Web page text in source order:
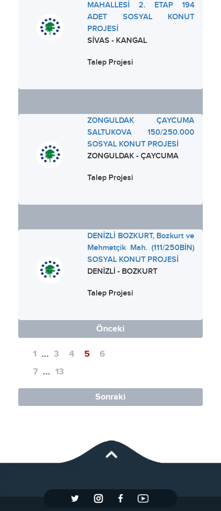
MAHALLESİ 2. ETAP 194
ADET SOSYAL KONUT
PROJESİ
SİVAS - KANGAL
Talep Projesi
ZONGULDAK ÇAYCUMA
SALTUKOVA 150/250.000
SOSYAL KONUT PROJESİ
ZONGULDAK - ÇAYCUMA
Talep Projesi
DENİZLİ BOZKURT, Bozkurt ve
Mehmetçik Mah. (111/250BİN)
SOSYAL KONUT PROJESİ
DENİZLİ - BOZKURT
Talep Projesi
Önceki
1 ... 3 4 5
6
7 ... 13
Sonraki